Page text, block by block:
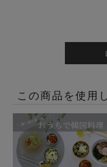
この商品を使用